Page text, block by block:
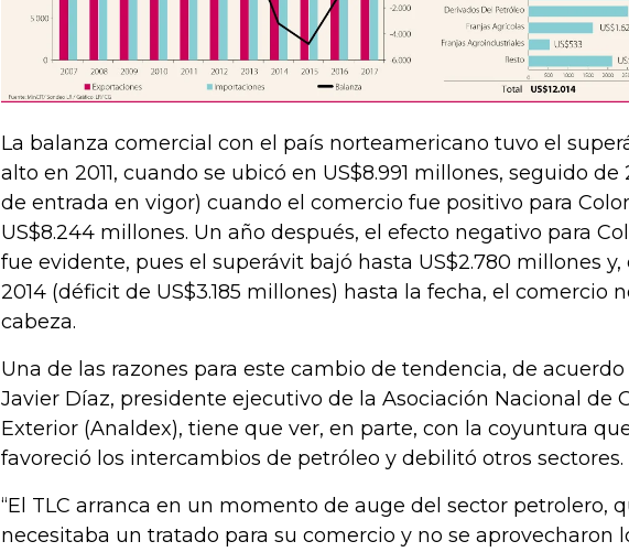
La balanza comercial con el país norteamericano tuvo el
alto en 2011, cuando se ubicó en US$8.991 millones, seguido de
de entrada en vigor) cuando el comercio fue positivo para
US$8.244 millones. Un año después, el efecto negativo para
fue evidente, pues el superávit bajó hasta US$2.780 millones y,
2014 (déficit de US$3.185 millones) hasta la fecha, el comercio
cabeza.
Una de las razones para este cambio de tendencia, de acuerdo
Javier Díaz, presidente ejecutivo de la Asociación Nacional de
Exterior (Analdex), tiene que ver, en parte, con la coyuntura
favoreció los intercambios de petróleo y debilitó otros sectores.
“El TLC arranca en un momento de auge del sector petrolero,
necesitaba un tratado para su comercio y no se aprovecharon